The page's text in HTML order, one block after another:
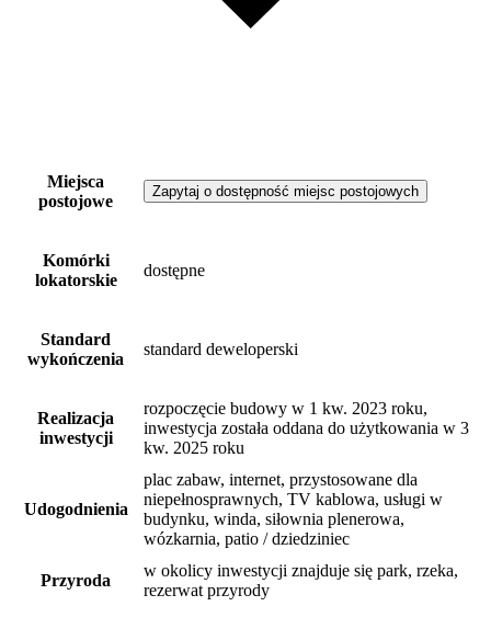
Miejsca
postojowe
Zapytaj o dostępność miejsc postojowych
Komórki
lokatorskie
dostępne
Standard
wykończenia
standard deweloperski
Realizacja
inwestycji
rozpoczęcie budowy w 1 kw. 2023 roku,
inwestycja została oddana do użytkowania w 3
kw. 2025 roku
Udogodnienia
plac zabaw, internet, przystosowane dla
niepełnosprawnych, TV kablowa, usługi w
budynku, winda, siłownia plenerowa,
wózkarnia, patio / dziedziniec
Przyroda
w okolicy inwestycji znajduje się park, rzeka,
rezerwat przyrody